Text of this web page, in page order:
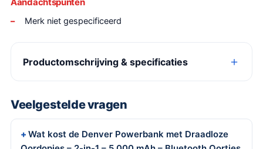
Merk niet gespecificeerd
Productomschrijving & specificaties
Veelgestelde vragen
Wat kost de Denver Powerbank met Draadloze